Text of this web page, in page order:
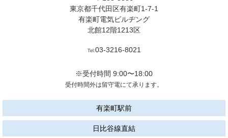
東京都千代田区有楽町1-7-1
有楽町電気ビルヂング
北館12階1213区
Tel:03-3216-8021
※受付時間 9:00〜18:00
受付時間外は留守電にて承ります。
有楽町駅前
日比谷線直結